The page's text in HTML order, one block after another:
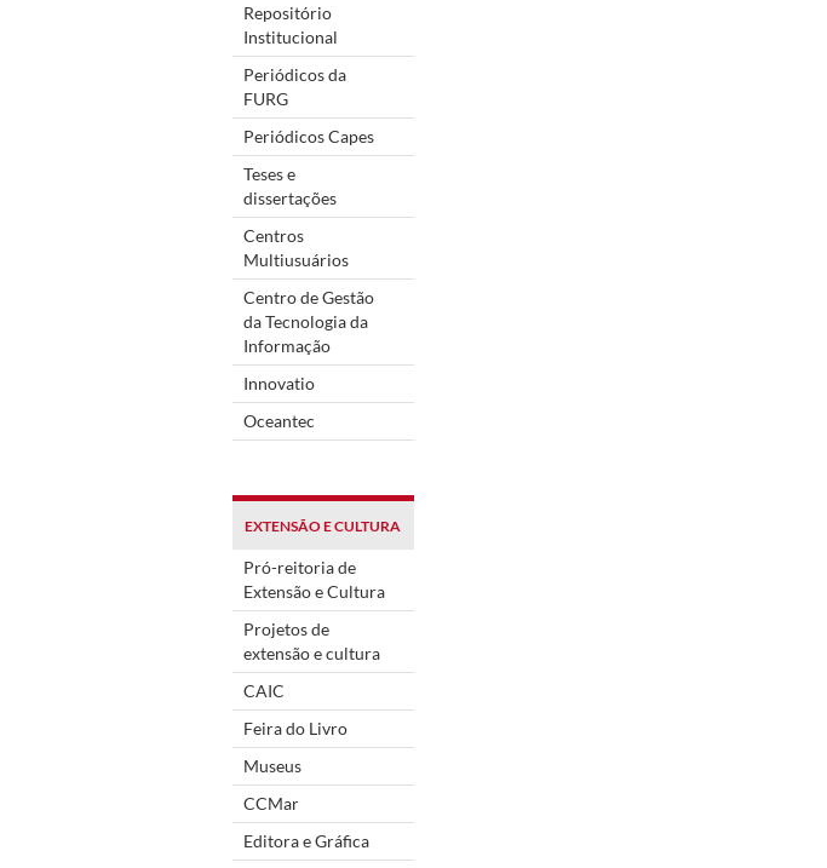
Repositório
Institucional
Periódicos da
FURG
Periódicos Capes
Teses e
dissertações
Centros
Multiusuários
Centro de Gestão
da Tecnologia da
Informação
Innovatio
Oceantec
EXTENSÃO E CULTURA
Pró-reitoria de
Extensão e Cultura
Projetos de
extensão e cultura
CAIC
Feira do Livro
Museus
CCMar
Editora e Gráfica